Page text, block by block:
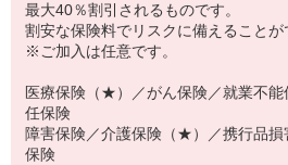
最大40％割引されるものです。
割安な保険料でリスクに備えることが
※ご加入は任意です。
医療保険（★）／がん保険／就業不
任保険
障害保険／介護保険（★）／携行品損
保険